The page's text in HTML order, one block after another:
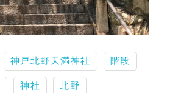
神戸北野天満神社 階段
神社 北野